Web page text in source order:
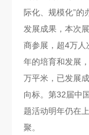
际化、规模化”的
发展成果，本次
商参展，超4万人
年的培育和发展
万平米，已发展
向标。第32届中
题活动明年仍在
聚。